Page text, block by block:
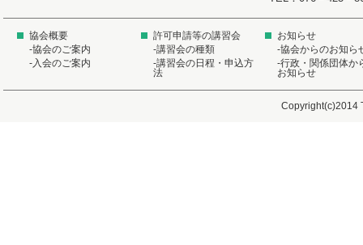
協会概要
-協会のご案内
-入会のご案内
許可申請等の講習会
-講習会の種類
-講習会の日程・申込方
法
お知らせ
-協会からのお知ら
-行政・関係団体か
お知らせ
Copyright(c)2014